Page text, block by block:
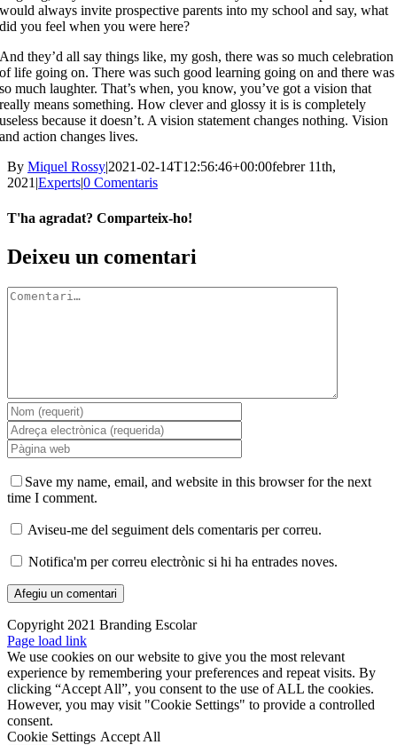
would always invite prospective parents into my school and say, what
did you feel when you were here?
And they’d all say things like, my gosh, there was so much celebration
of life going on. There was such good learning going on and there was
so much laughter. That’s when, you know, you’ve got a vision that
really means something. How clever and glossy it is is completely
useless because it doesn’t. A vision statement changes nothing. Vision
and action changes lives.
By Miquel Rossy|2021-02-14T12:56:46+00:00febrer 11th,
2021 |Experts|0 Comentaris
T'ha agradat? Comparteix-ho!
Facebook
X
LinkedIn
WhatsApp
Telegram
Email:
Deixeu un comentari
Comment
Save my name, email, and website in this browser for the next
time I comment.
Aviseu-me del seguiment dels comentaris per correu.
Notifica'm per correu electrònic si hi ha entrades noves.
Copyright 2021 Branding Escolar
X
Instagram
LinkedIn
YouTube
Email:
Facebook
Page load link
We use cookies on our website to give you the most relevant
experience by remembering your preferences and repeat visits. By
clicking “Accept All”, you consent to the use of ALL the cookies.
However, you may visit "Cookie Settings" to provide a controlled
consent.
Cookie Settings Accept All